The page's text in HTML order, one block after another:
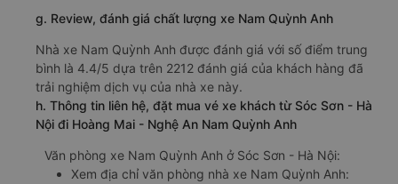
g. Review, đánh giá chất lượng xe Nam Quỳnh Anh
Nhà xe Nam Quỳnh Anh được đánh giá với số điểm trung
bình là 4.4/5 dựa trên 2212 đánh giá của khách hàng đã
trải nghiệm dịch vụ của nhà xe này.
h. Thông tin liên hệ, đặt mua vé xe khách từ Sóc Sơn - Hà
Nội đi Hoàng Mai - Nghệ An Nam Quỳnh Anh
Văn phòng xe Nam Quỳnh Anh ở Sóc Sơn - Hà Nội:
Xem địa chỉ văn phòng nhà xe Nam Quỳnh Anh: